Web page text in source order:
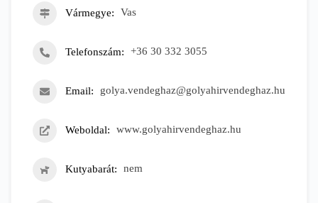
Vármegye Vas
Telefonszám +36 30 332 3055
Email golya.vendeghaz@golyahirvendeghaz.hu
Weboldal www.golyahirvendeghaz.hu
Kutyabarát nem